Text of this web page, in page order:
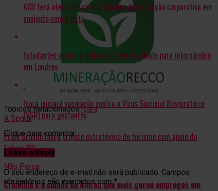
Tópicos Relacionados:Içara
A Seguir
Praia Grande lança projeto estratégico de turismo com apoio do
Sebrae/SC
Não Perca
Criciúma é a cidade da Amrec que mais gerou empregos em
ACII terá oferta de cursos rápidos de educação corporativa em
conjunto com a Satc
Estudantes de Içara embarcam neste sábado para intercâmbio
em Londres
Içara iniciará vacinação contra o Vírus Sincicial Respiratório
(VSR) para gestantes
Clique para comentar
Leave a Reply
O seu endereço de e-mail não será publicado. Campos
obrigatórios são marcados com*